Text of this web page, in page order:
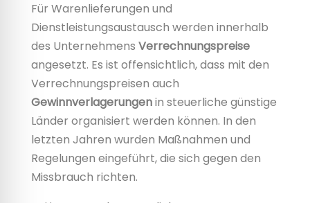
Für Warenlieferungen und
Dienstleistungsaustausch werden innerhalb
des Unternehmens Verrechnungspreise
angesetzt. Es ist offensichtlich, dass mit den
Verrechnungspreisen auch
Gewinnverlagerungenin steuerliche günstige
Länder organisiert werden können. In den
letzten Jahren wurden Maßnahmen und
Regelungen eingeführt, die sich gegen den
Missbrauch richten.